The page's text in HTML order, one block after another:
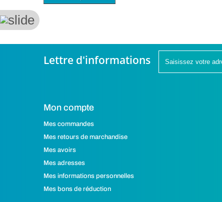
Lettre d'informations
Mon compte
Mes commandes
Mes retours de marchandise
Mes avoirs
Mes adresses
Mes informations personnelles
Mes bons de réduction